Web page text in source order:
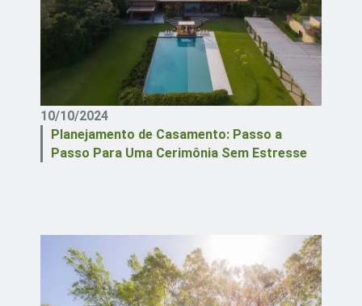
10/10/2024
Planejamento de Casamento: Passo a
Passo Para Uma Cerimônia Sem Estresse